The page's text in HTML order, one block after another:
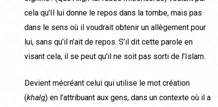
cela qu’Il lui donne le repos dans la tombe, mais pas
dans le sens où il voudrait obtenir un allègement pour
lui, sans qu’il n’ait de repos. S’il dit cette parole en
visant cela, il se peut qu’il ne soit pas sorti de l’Islam.
Devient mécréant celui qui utilise le mot création
(khalq) en l’attribuant aux gens, dans un contexte où il a